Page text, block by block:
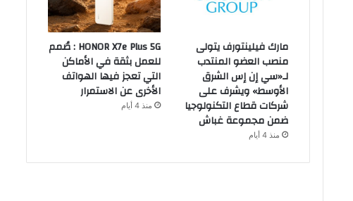
مارك فيلينتورف يتولى
منصب العضو المنتدب
لـ«سي إن إس الشرق
الأوسط» ويشرف على
شركات قطاع التكنولوجيا
ضمن مجموعة غباش
منذ 4 أيام
HONOR X7e Plus 5G : صُمم
للعمل بثقة في الأماكن
التي تعجز فيها الهواتف
الأخرى عن الاستمرار
منذ 4 أيام